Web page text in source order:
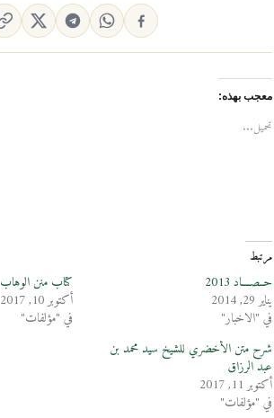
معجب بهذه:
تحميل...
مرتبط
حــصــــاد 2013
يناير 29, 2014
في "الاخبار"
كتاب منن الوهاب
أكتوبر 10, 2017
في "مؤلفات"
شرح متن الأخضري للشيخ سيد محمد بن
عبد الرزاق
أكتوبر 11, 2017
في "مؤلفات"